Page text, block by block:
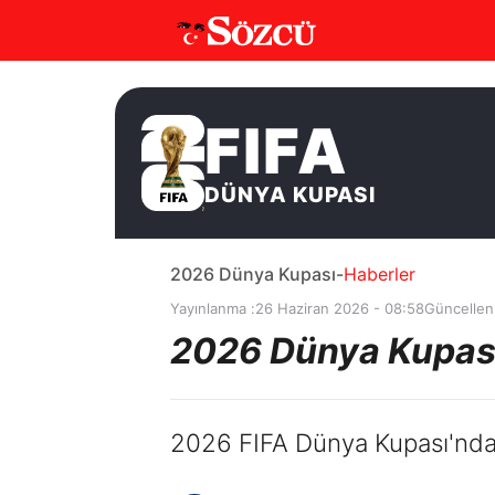
FIFA
DÜNYA KUPASI
2026 Dünya Kupası-Haberler
Yayınlanma :26 Haziran 2026 - 08:58
2026 Dünya
2026 FIFA Dünya